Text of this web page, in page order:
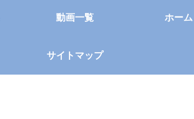
動画一覧 ホーム
サイトマップ